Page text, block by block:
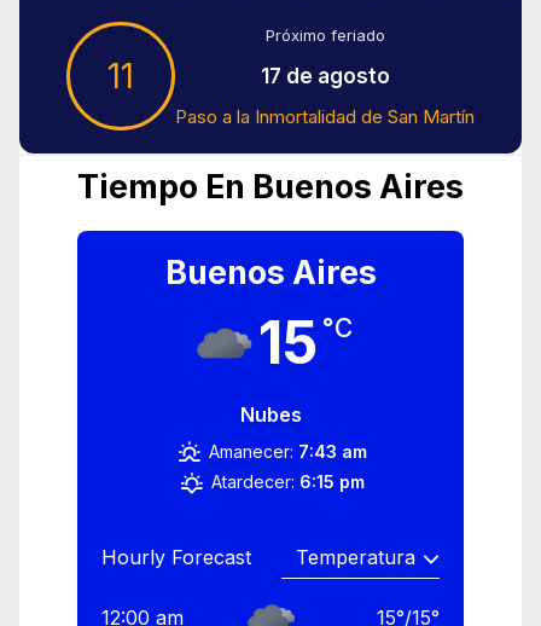
11
Próximo feriado
17 de agosto
Paso a la Inmortalidad de San Martín
Tiempo En Buenos Aires
Buenos Aires
15 °C
Nubes
Amanecer: 7:43 am
Atardecer: 6:15 pm
Hourly Forecast
12:00 am 15°/15°